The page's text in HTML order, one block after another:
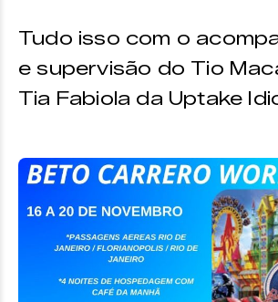
Tudo isso com o
e supervisão do Tio
Tia Fabiola da Uptake